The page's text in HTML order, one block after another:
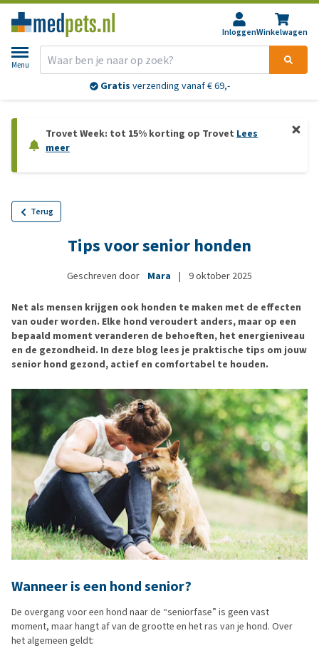
InloggenWinkelwagen
Menu
Gratis verzending vanaf € 69,-
Trovet Week: tot 15% korting op Trovet Lees
meer
Terug
Tips voor senior honden
Geschreven door Mara | 9 oktober 2025
Net als mensen krijgen ook honden te maken met de effecten
van ouder worden. Elke hond veroudert anders, maar op een
bepaald moment veranderen de behoeften, het energieniveau
en de gezondheid. In deze blog lees je praktische tips om jouw
senior hond gezond, actief en comfortabel te houden.
Wanneer is een hond senior?
De overgang voor een hond naar de “seniorfase” is geen vast
moment, maar hangt af van de grootte en het ras van je hond. Over
het algemeen geldt: